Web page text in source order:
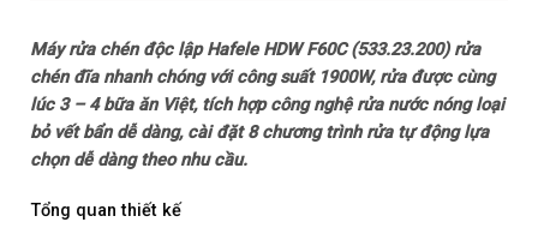
Chất liệu cửa: Thép không gỉ
Bảng điều khiển: Tiếng Anh nút nhấn
Kích thước – Khối lượng: Cao 83.7 cm – Ngang 59.6 cm – Sâu
60.7 cm – Nặng 50.3 kg
Máy rửa chén độc lập Hafele HDW F60C (533.23.200) rửa
chén đĩa nhanh chóng với công suất 1900W, rửa được cùng
lúc 3 – 4 bữa ăn Việt, tích hợp công nghệ rửa nước nóng loại
bỏ vết bẩn dễ dàng, cài đặt 8 chương trình rửa tự động lựa
chọn dễ dàng theo nhu cầu.
Tổng quan thiết kế